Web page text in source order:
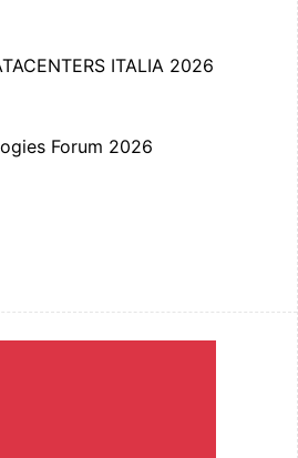
ITALIA 2026
Forum 2026